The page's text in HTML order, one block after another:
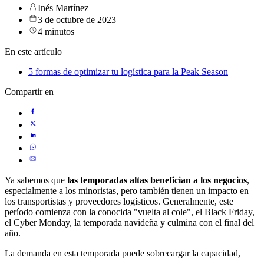
Inés Martínez
3 de octubre de 2023
4 minutos
En este artículo
5 formas de optimizar tu logística para la Peak Season
Compartir en
Ya sabemos que las temporadas altas benefician a los negocios,
especialmente a los minoristas, pero también tienen un impacto en
los transportistas y proveedores logísticos. Generalmente, este
período comienza con la conocida "vuelta al cole", el Black Friday,
el Cyber Monday, la temporada navideña y culmina con el final del
año.
La demanda en esta temporada puede sobrecargar la capacidad,